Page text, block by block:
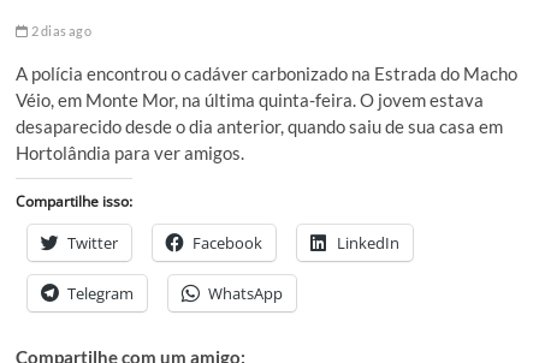
2 dias ago
A polícia encontrou o cadáver carbonizado na Estrada do Macho
Véio, em Monte Mor, na última quinta-feira. O jovem estava
desaparecido desde o dia anterior, quando saiu de sua casa em
Hortolândia para ver amigos.
Compartilhe isso:
Twitter Facebook LinkedIn
Telegram WhatsApp
Compartilhe com um amigo: